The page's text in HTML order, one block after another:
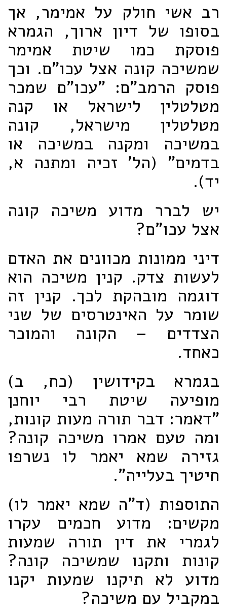
רב אשי חולק על אמימר, אך
בסופו של דיון ארוך, הגמרא
פוסקת כמו שיטת אמימר
שמשיכה קונה אצל עכו"ם. וכך
פוסק הרמב"ם: "עכו"ם שמכר
מטלטלין לישראל או קנה
מטלטלין מישראל, קונה
במשיכה ומקנה במשיכה או
בדמים" (הל' זכיה ומתנה א,
יד).
יש לברר מדוע משיכה קונה
אצל עכו"ם?
דיני ממונות מכוונים את האדם
לעשות צדק. קנין משיכה הוא
דוגמה מובהקת לכך. קנין זה
שומר על האינטרסים של שני
הצדדים – הקונה והמוכר
כאחד.
בגמרא בקידושין (כח, ב)
מופיעה שיטת רבי יוחנן
"דאמר: דבר תורה מעות קונות,
ומה טעם אמרו משיכה קונה?
גזירה שמא יאמר לו נשרפו
חיטיך בעלייה".
התוספות (ד"ה שמא יאמר לו)
מקשים: מדוע חכמים עקרו
לגמרי את דין תורה שמעות
קונות ותקנו שמשיכה קונה?
מדוע לא תיקנו שמעות יקנו
במקביל עם משיכה?